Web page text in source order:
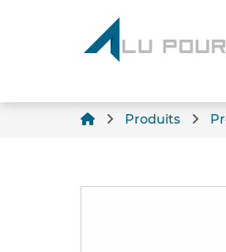
Produits